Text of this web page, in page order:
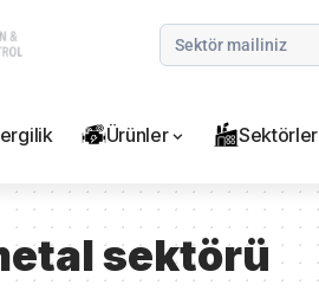
Ürünler Sektörler
sektörü